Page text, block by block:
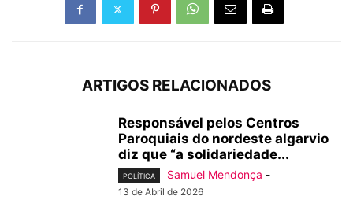
ARTIGOS RELACIONADOS
Responsável pelos Centros
Paroquiais do nordeste algarvio
diz que “a solidariedade...
POLÍTICA Samuel Mendonça -
13 de Abril de 2026